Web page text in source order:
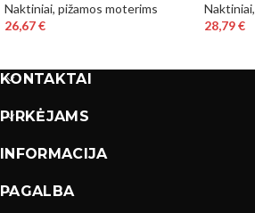
Naktiniai, pižamos moterims
26,67€
28,79€
KONTAKTAI
PIRKĖJAMS
INFORMACIJA
PAGALBA